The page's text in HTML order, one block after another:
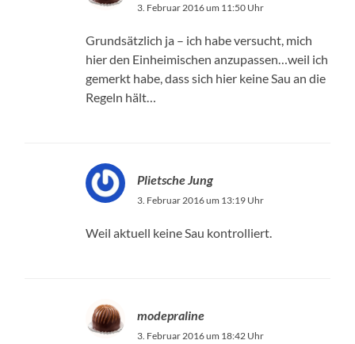
3. Februar 2016 um 11:50 Uhr
Grundsätzlich ja – ich habe versucht, mich
hier den Einheimischen anzupassen…weil ich
gemerkt habe, dass sich hier keine Sau an die
Regeln hält…
Plietsche Jung
3. Februar 2016 um 13:19 Uhr
Weil aktuell keine Sau kontrolliert.
modepraline
3. Februar 2016 um 18:42 Uhr